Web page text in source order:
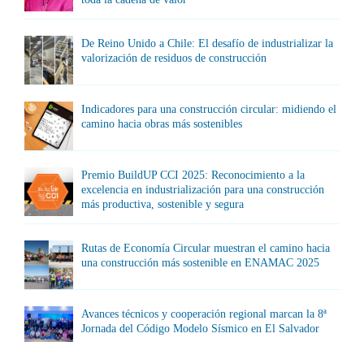
De Reino Unido a Chile: El desafío de industrializar la
valorización de residuos de construcción
Indicadores para una construcción circular: midiendo el
camino hacia obras más sostenibles
Premio BuildUP CCI 2025: Reconocimiento a la
excelencia en industrialización para una construcción
más productiva, sostenible y segura
Rutas de Economía Circular muestran el camino hacia
una construcción más sostenible en ENAMAC 2025
Avances técnicos y cooperación regional marcan la 8ª
Jornada del Código Modelo Sísmico en El Salvador